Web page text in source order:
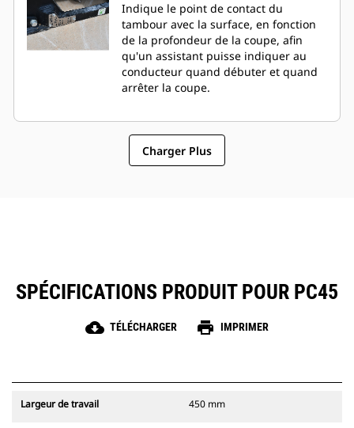
Indique le point de contact du
tambour avec la surface, en fonction
de la profondeur de la coupe, afin
qu'un assistant puisse indiquer au
conducteur quand débuter et quand
arrêter la coupe.
Charger Plus
SPÉCIFICATIONS PRODUIT POUR PC45
cloud_download TÉLÉCHARGER print IMPRIMER
Largeur de travail 450 mm